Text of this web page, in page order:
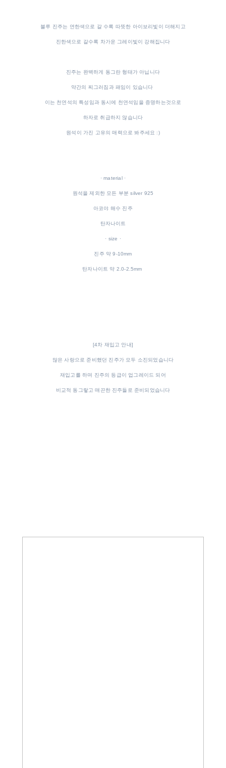
블루 진주는 연한색으로 갈 수록 따뜻한 아이보리빛이 더해지고
진한색으로 갈수록 차가운 그레이빛이 강해집니다
진주는 완벽하게 동그란 형태가 아닙니다
약간의 찌그러짐과 패임이 있습니다
이는 천연석의 특성임과 동시에 천연석임을 증명하는것으로
하자로 취급하지 않습니다
원석이 가진 고유의 매력으로 봐주세요 :)
· material ·
원석을 제외한 모든 부분 silver 925
아코야 해수 진주
탄자나이트
· size ·
진주 약 9-10mm
탄자나이트 약 2.0-2.5mm
[4차 재입고 안내]
많은 사랑으로 준비했던 진주가 모두 소진되었습니다
재입고를 하며 진주의 등급이 업그레이드 되어
비교적 동그랗고 매끈한 진주들로 준비되었습니다